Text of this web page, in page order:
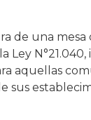
de una
Ley
aquellas
sus